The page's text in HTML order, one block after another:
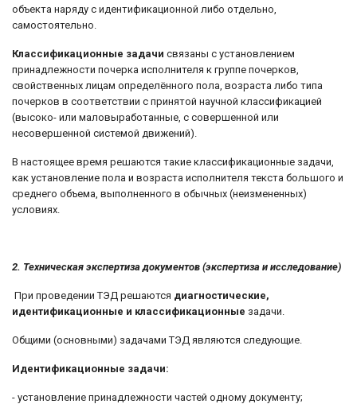
объекта наряду с идентификационной либо отдельно,
самостоятельно.
Классификационные задачи связаны с установлением
принадлежности почерка исполнителя к группе почерков,
свойственных лицам определённого пола, возраста либо типа
почерков в соответствии с принятой научной классификацией
(высоко- или маловыработанные, с совершенной или
несовершенной системой движений).
В настоящее время решаются такие классификационные задачи,
как установление пола и возраста исполнителя текста большого и
среднего объема, выполненного в обычных (неизмененных)
условиях.
2. Техническая экспертиза документов (экспертиза и исследование)
При проведении ТЭД решаются диагностические,
идентификационные и классификационные задачи.
Общими (основными) задачами ТЭД являются следующие.
Идентификационные задачи:
- установление принадлежности частей одному документу;